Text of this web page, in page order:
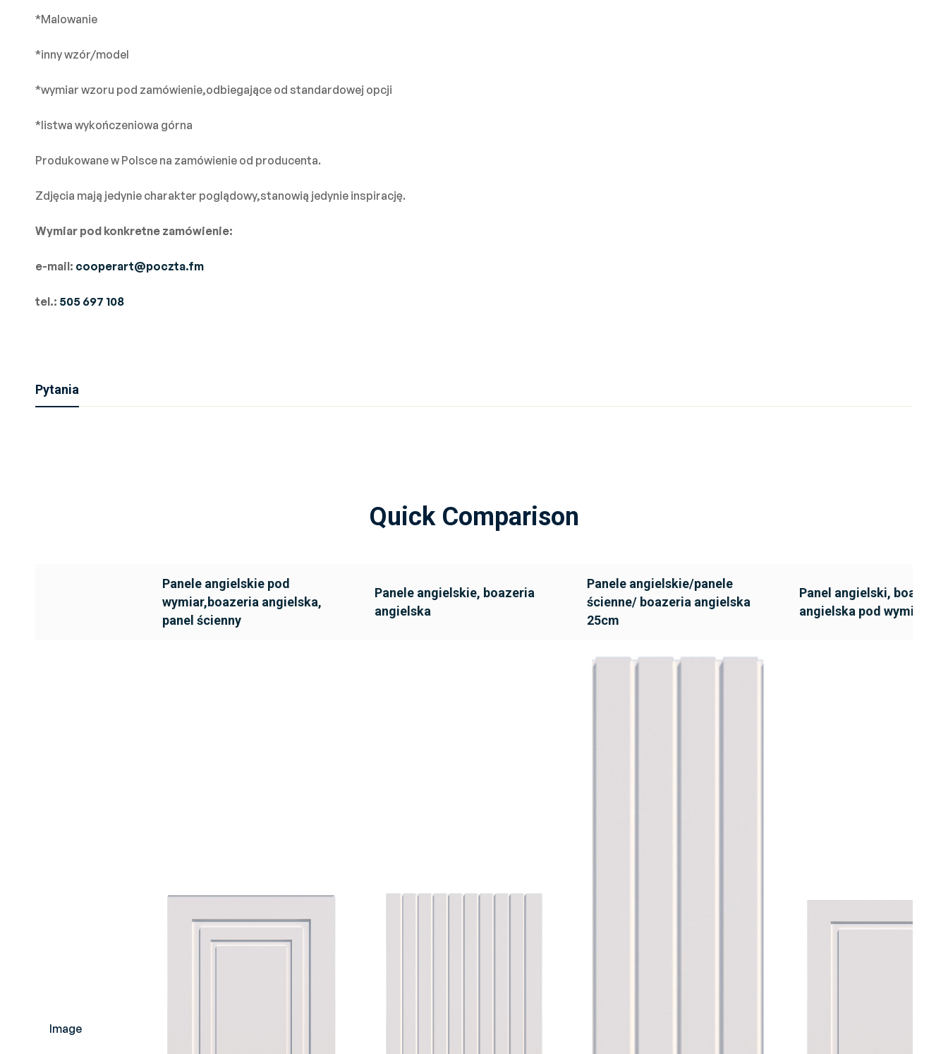
*Malowanie
*inny wzór/model
*wymiar wzoru pod zamówienie,odbiegające od standardowej opcji
*listwa wykończeniowa górna
Produkowane w Polsce na zamówienie od producenta.
Zdjęcia mają jedynie charakter poglądowy,stanowią jedynie inspirację.
Wymiar pod konkretne zamówienie:
e-mail: cooperart@poczta.fm
tel.: 505 697 108
Pytania
Quick Comparison
Panele angielskie pod
wymiar,boazeria angielska,
panel ścienny
Panele angielskie, boazeria
angielska
Panele angielskie/panele
ścienne/ boazeria angielska
25cm
Panel angielski, boazeria
angielska pod wymiar
Image